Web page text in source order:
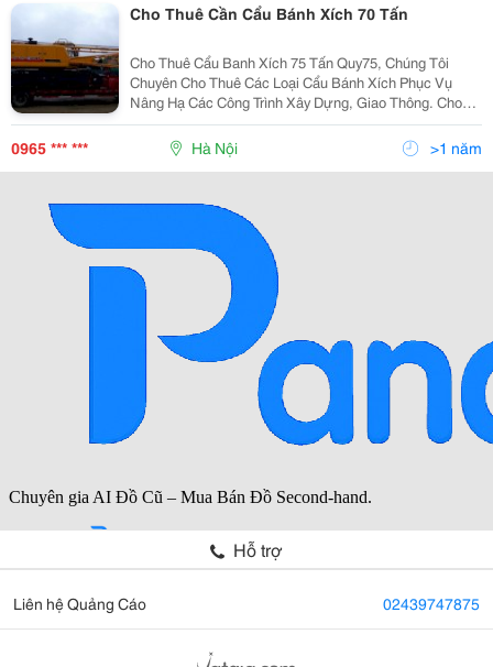
Cho Thuê Cần Cẩu Bánh Xích 70 Tấn
Cho Thuê Cẩu Banh Xích 75 Tấn Quy75, Chúng Tôi
Chuyên Cho Thuê Các Loại Cẩu Bánh Xích Phục Vụ
Nâng Hạ Các Công Trình Xây Dựng, Giao Thông. Cho
Thuê Cẩu Bánh Xích Xcmg Quy75 1. Thông Số Cơ Bản.
+ Sức Nâng Max: 75 Tấn + Năm Sx: 2014; Nước Sx:
0965 *** *** Hà Nội >1 năm
Hỗ trợ
Liên hệ Quảng Cáo 02439747875